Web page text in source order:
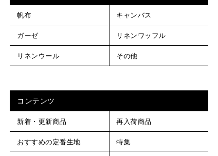
帆布 キャンバス
ガーゼ リネンワッフル
リネンウール その他
コンテンツ
新着・更新商品 再入荷商品
おすすめの定番生地 特集